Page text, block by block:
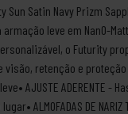
Sun Satin Navy Prizm
leve em NanO-
o Futurity
retenção e proteção
AJUSTE ADERENTE
ALMOFADAS DE